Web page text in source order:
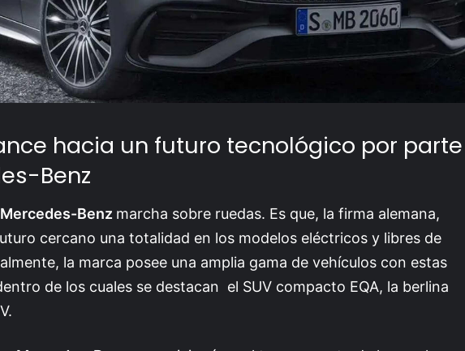
hacia un futuro tecnológico por parte
Benz
Mercedes-Benz marcha sobre ruedas. Es que, la firma alemana,
cercano una totalidad en los modelos eléctricos y libres de
la marca posee una amplia gama de vehículos con estas
de los cuales se destacan el SUV compacto EQA, la berlina